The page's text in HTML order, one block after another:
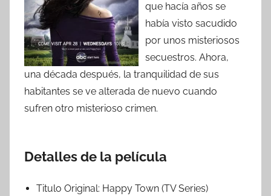
que hacía años se
había visto sacudido
por unos misteriosos
secuestros. Ahora,
una década después, la tranquilidad de sus
habitantes se ve alterada de nuevo cuando
sufren otro misterioso crimen.
Detalles de la película
Titulo Original: Happy Town (TV Series)